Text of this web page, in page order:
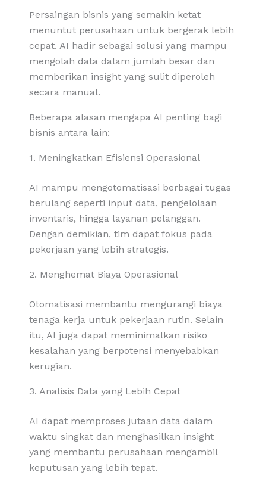
Persaingan bisnis yang semakin ketat
menuntut perusahaan untuk bergerak lebih
cepat. AI hadir sebagai solusi yang mampu
mengolah data dalam jumlah besar dan
memberikan insight yang sulit diperoleh
secara manual.
Beberapa alasan mengapa AI penting bagi
bisnis antara lain:
1. Meningkatkan Efisiensi Operasional
AI mampu mengotomatisasi berbagai tugas
berulang seperti input data, pengelolaan
inventaris, hingga layanan pelanggan.
Dengan demikian, tim dapat fokus pada
pekerjaan yang lebih strategis.
2. Menghemat Biaya Operasional
Otomatisasi membantu mengurangi biaya
tenaga kerja untuk pekerjaan rutin. Selain
itu, AI juga dapat meminimalkan risiko
kesalahan yang berpotensi menyebabkan
kerugian.
3. Analisis Data yang Lebih Cepat
AI dapat memproses jutaan data dalam
waktu singkat dan menghasilkan insight
yang membantu perusahaan mengambil
keputusan yang lebih tepat.